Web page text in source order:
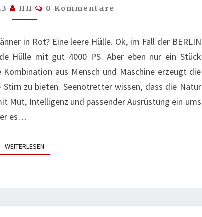
DIE
WOGEN
HH Kommentare
0 Kommentare
in Rot? Eine leere Hülle. Ok, im Fall der BERLIN
Hülle mit gut 4000 PS. Aber eben nur ein Stück
aus Mensch und Maschine erzeugt die
zu bieten. Seenotretter wissen, dass die Natur
Mut, Intelligenz und passender Ausrüstung ein ums
es…
WEITERLESEN